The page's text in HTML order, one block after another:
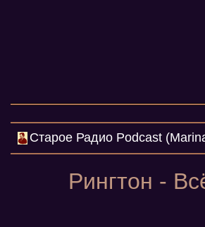
Cтарое Радио Podcast
Рингтон -